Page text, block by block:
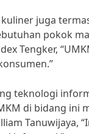
juga
pokok
Tengker,
teknologi
di bidang
Tanuwijaya,